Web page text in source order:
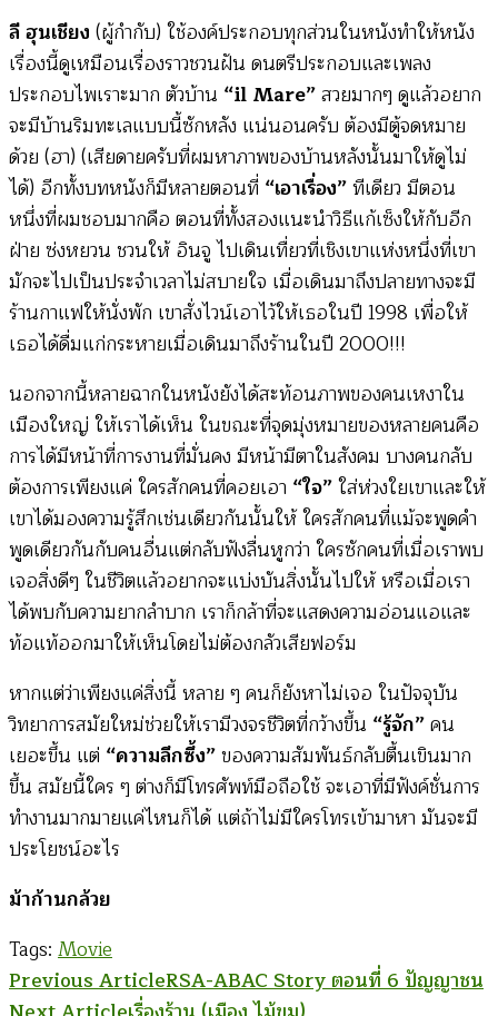
ลี ฮุนเชียง (ผู้กำกับ) ใช้องค์ประกอบทุกส่วนในหนังทำให้หนัง
เรื่องนี้ดูเหมือนเรื่องราวชวนฝัน ดนตรีประกอบและเพลง
ประกอบไพเราะมาก ตัวบ้าน “il Mare”สวยมากๆ ดูแล้วอยาก
จะมีบ้านริมทะเลแบบนี้ซักหลัง แน่นอนครับ ต้องมีตู้จดหมาย
ด้วย (ฮา) (เสียดายครับที่ผมหาภาพของบ้านหลังนั้นมาให้ดูไม่
ได้) อีกทั้งบทหนังก็มีหลายตอนที่ “เอาเรื่อง”ทีเดียว มีตอน
หนึ่งที่ผมชอบมากคือ ตอนที่ทั้งสองแนะนำวิธีแก้เซ็งให้กับอีก
ฝ่าย ซ่งหยวน ชวนให้ อินจู ไปเดินเทื่ยวที่เชิงเขาแห่งหนึ่งที่เขา
มักจะไปเป็นประจำเวลาไม่สบายใจ เมื่อเดินมาถึงปลายทางจะมี
ร้านกาแฟให้นั่งพัก เขาสั่งไวน์เอาไว้ให้เธอในปี 1998 เพื่อให้
เธอได้ดื่มแก่กระหายเมื่อเดินมาถึงร้านในปี 2000!!!
นอกจากนี้หลายฉากในหนังยังได้สะท้อนภาพของคนเหงาใน
เมืองใหญ่ ให้เราได้เห็น ในขณะที่จุดมุ่งหมายของหลายคนคือ
การได้มีหน้าที่การงานที่มั่นคง มีหน้ามีตาในสังคม บางคนกลับ
ต้องการเพียงแค่ ใครสักคนที่คอยเอา “ใจ”ใส่ห่วงใยเขาและให้
เขาได้มองความรู้สึกเช่นเดียวกันนั้นให้ ใครสักคนที่แม้จะพูดคำ
พูดเดียวกันกับคนอื่นแต่กลับฟังลื่นหูกว่า ใครซักคนที่เมื่อเราพบ
เจอสิ่งดีๆ ในชีวิตแล้วอยากจะแบ่งบันสิ่งนั้นไปให้ หรือเมื่อเรา
ได้พบกับความยากลำบาก เราก็กล้าที่จะแสดงความอ่อนแอและ
ท้อแท้ออกมาให้เห็นโดยไม่ต้องกลัวเสียฟอร์ม
หากแต่ว่าเพียงแค่สิ่งนี้ หลาย ๆ คนก็ยังหาไม่เจอ ในปัจจุบัน
วิทยาการสมัยใหม่ช่วยให้เรามีวงจรชีวิตที่กว้างขึ้น “รู้จัก”คน
เยอะขึ้น แต่ “ความลึกซึ้ง”ของความสัมพันธ์กลับตื้นเขินมาก
ขึ้น สมัยนี้ใคร ๆ ต่างก็มีโทรศัพท์มือถือใช้ จะเอาที่มีฟังค์ชั่นการ
ทำงานมากมายแค่ไหนก็ได้ แต่ถ้าไม่มีใครโทรเข้ามาหา มันจะมี
ประโยชน์อะไร
ม้าก้านกล้วย
Tags: Movie
Post
Previous ArticleRSA-ABAC Story ตอนที่ 6 ปัญญาชน